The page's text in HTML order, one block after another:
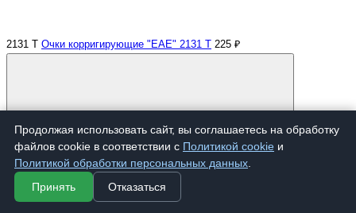
2131 Т Очки корригирующие "EAE" 2131 Т 225 ₽
Купить
Продолжая использовать сайт, вы соглашаетесь на обработку
файлов cookie в соответствии с Политикой cookie и
Политикой обработки персональных данных
Принять
Отказаться